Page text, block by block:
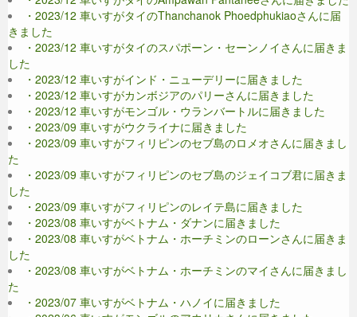
・2023/12 車いすがタイのThanchanok Phoedphukiaoさんに届
きました
・2023/12 車いすがタイのスパポーン・セーンノイさんに届きま
した
・2023/12 車いすがインド・ニューデリーに届きました
・2023/12 車いすがカンボジアのパリーさんに届きました
・2023/12 車いすがモンゴル・ウランバートルに届きました
・2023/09 車いすがウクライナに届きました
・2023/09 車いすがフィリピンのセブ島のロメオさんに届きまし
た
・2023/09 車いすがフィリピンのセブ島のジェイコブ君に届きま
した
・2023/09 車いすがフィリピンのレイテ島に届きました
・2023/08 車いすがベトナム・ダナンに届きました
・2023/08 車いすがベトナム・ホーチミンのローンさんに届きま
した
・2023/08 車いすがベトナム・ホーチミンのマイさんに届きまし
た
・2023/07 車いすがベトナム・ハノイに届きました